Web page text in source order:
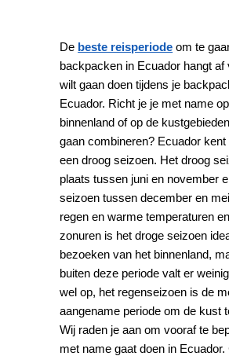
De beste reisperiode om te
backpacken in Ecuador hangt af
wilt gaan doen tijdens je
Ecuador. Richt je je met name
binnenland of op de
gaan combineren? Ecuador kent
een droog seizoen. Het droog
plaats tussen juni en november
seizoen tussen december en
regen en warme temperaturen
zonuren is het droge seizoen
bezoeken van het binnenland,
buiten deze periode valt er
wel op, het regenseizoen is de
aangename periode om de kust
Wij raden je aan om vooraf te
met name gaat doen in